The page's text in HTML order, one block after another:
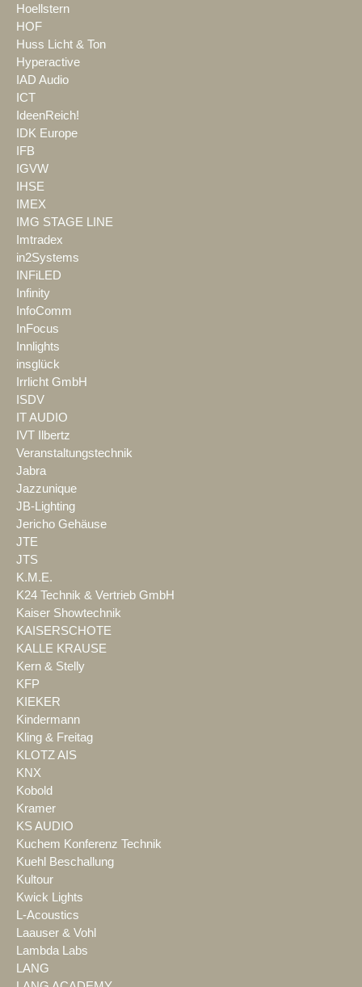
Hoellstern
HOF
Huss Licht & Ton
Hyperactive
IAD Audio
ICT
IdeenReich!
IDK Europe
IFB
IGVW
IHSE
IMEX
IMG STAGE LINE
Imtradex
in2Systems
INFiLED
Infinity
InfoComm
InFocus
Innlights
insglück
Irrlicht GmbH
ISDV
IT AUDIO
IVT Ilbertz
Veranstaltungstechnik
Jabra
Jazzunique
JB-Lighting
Jericho Gehäuse
JTE
JTS
K.M.E.
K24 Technik & Vertrieb GmbH
Kaiser Showtechnik
KAISERSCHOTE
KALLE KRAUSE
Kern & Stelly
KFP
KIEKER
Kindermann
Kling & Freitag
KLOTZ AIS
KNX
Kobold
Kramer
KS AUDIO
Kuchem Konferenz Technik
Kuehl Beschallung
Kultour
Kwick Lights
L-Acoustics
Laauser & Vohl
Lambda Labs
LANG